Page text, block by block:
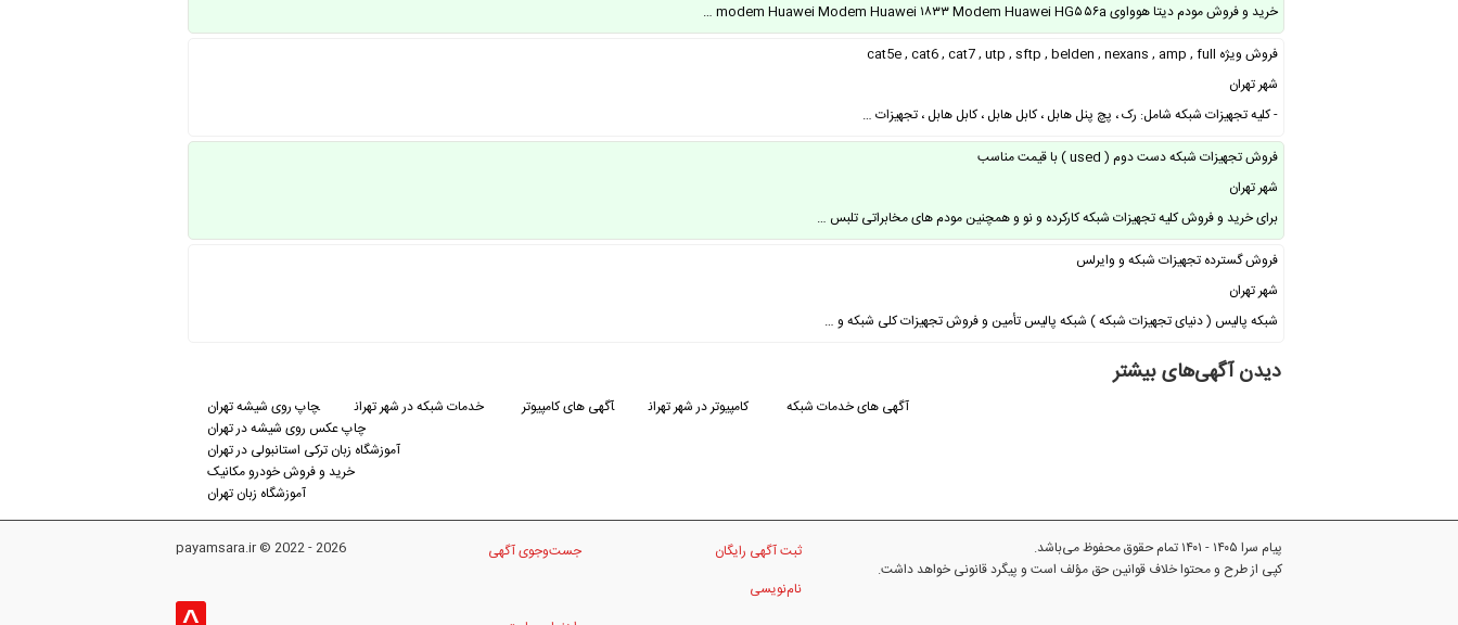
خرید و فروش مودم دیتا هوواوی modem Huawei Modem Huawei ۱۸۳۳ Modem Huawei HG۵۵۶a …
فروش ویژه cat5e , cat6 , cat7 , utp , sftp , belden , nexans , amp , full
شهر تهران
- کلیه تجهیزات شبکه شامل: رک ، پچ پنل هابل ، کابل هابل ، کابل هابل ، تجهیزات …
فروش تجهیزات شبکه دست دوم ( used ) با قیمت مناسب
شهر تهران
برای خرید و فروش کلیه تجهیزات شبکه کارکرده و نو و همچنین مودم های مخابراتی تلبس …
فروش گسترده تجهیزات شبکه و وایرلس
شهر تهران
شبکه پالیس ( دنیای تجهیزات شبکه ) شبکه پالیس تأمین و فروش تجهیزات کلی شبکه و …
دیدن آگهی‌های بیشتر
آگهی های خدمات شبکه کامپیوتر در شهر تهران آگهی های کامپیوتر خدمات شبکه در شهر تهران
چاپ روی شیشه تهران
چاپ عکس روی شیشه در تهران
آموزشگاه زبان ترکی استانبولی در تهران
خرید و فروش خودرو مکانیک
آموزشگاه زبان تهران
پیام سرا ۱۴۰۵ - ۱۴۰۱ تمام حقوق محفوظ می‌باشد.
کپی از طرح و محتوا خلاف قوانین حق مؤلف است و پیگرد قانونی خواهد داشت.
ثبت آگهی رایگان
نام‌نویسی
جست‌وجوی آگهی payamsara.ir © 2022 - 2026